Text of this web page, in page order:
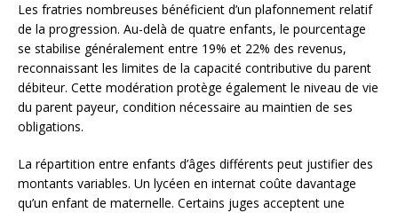
Les fratries nombreuses bénéficient d’un plafonnement relatif
de la progression. Au-delà de quatre enfants, le pourcentage
se stabilise généralement entre 19% et 22% des revenus,
reconnaissant les limites de la capacité contributive du parent
débiteur. Cette modération protège également le niveau de vie
du parent payeur, condition nécessaire au maintien de ses
obligations.
La répartition entre enfants d’âges différents peut justifier des
montants variables. Un lycéen en internat coûte davantage
qu’un enfant de maternelle. Certains juges acceptent une